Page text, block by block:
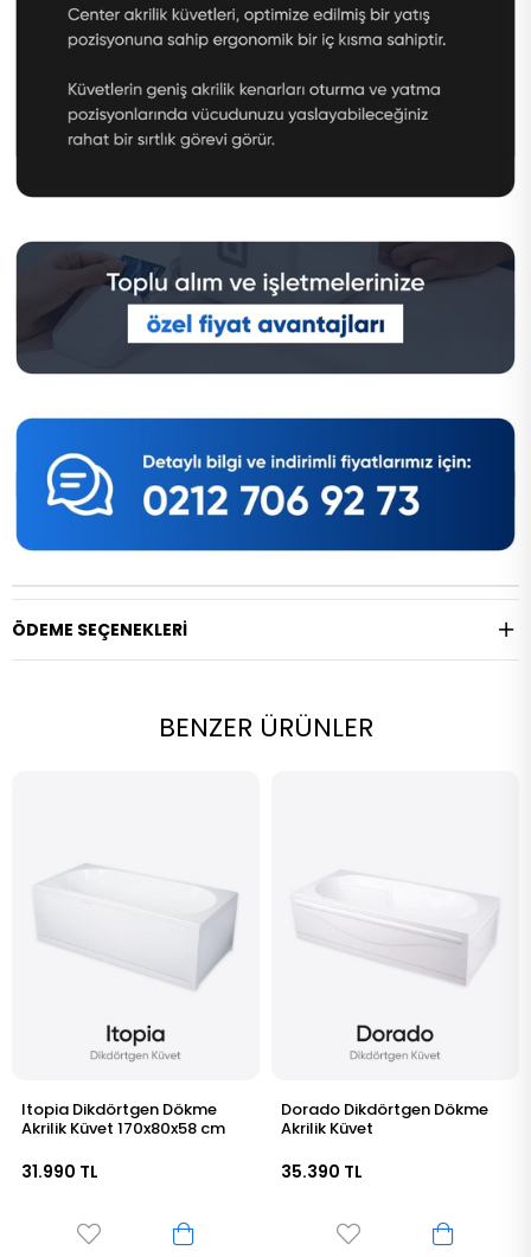
ÖDEME SEÇENEKLERI
BENZER ÜRÜNLER
cm
Dorado Dikdörtgen Dökme
Akrilik Küvet
Astro Dikdörtgen